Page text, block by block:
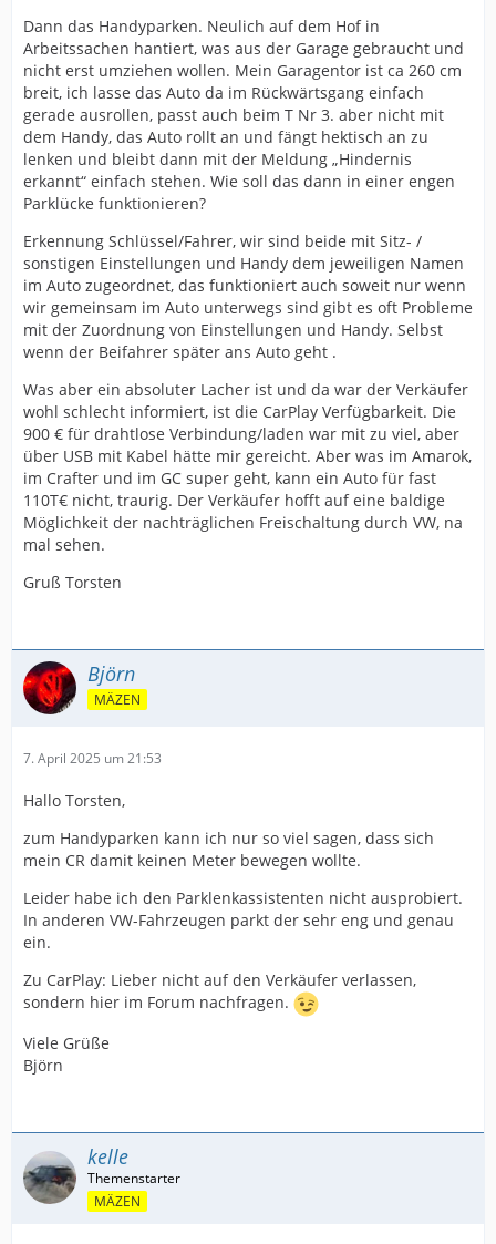
Dann das Handyparken. Neulich auf dem Hof in
Arbeitssachen hantiert, was aus der Garage gebraucht und
nicht erst umziehen wollen. Mein Garagentor ist ca 260 cm
breit, ich lasse das Auto da im Rückwärtsgang einfach
gerade ausrollen, passt auch beim T Nr 3. aber nicht mit
dem Handy, das Auto rollt an und fängt hektisch an zu
lenken und bleibt dann mit der Meldung „Hindernis
erkannt“ einfach stehen. Wie soll das dann in einer engen
Parklücke funktionieren?
Erkennung Schlüssel/Fahrer, wir sind beide mit Sitz- /
sonstigen Einstellungen und Handy dem jeweiligen Namen
im Auto zugeordnet, das funktioniert auch soweit nur wenn
wir gemeinsam im Auto unterwegs sind gibt es oft Probleme
mit der Zuordnung von Einstellungen und Handy. Selbst
wenn der Beifahrer später ans Auto geht .
Was aber ein absoluter Lacher ist und da war der Verkäufer
wohl schlecht informiert, ist die CarPlay Verfügbarkeit. Die
900 € für drahtlose Verbindung/laden war mit zu viel, aber
über USB mit Kabel hätte mir gereicht. Aber was im Amarok,
im Crafter und im GC super geht, kann ein Auto für fast
110T€ nicht, traurig. Der Verkäufer hofft auf eine baldige
Möglichkeit der nachträglichen Freischaltung durch VW, na
mal sehen.
Gruß Torsten
Björn
MÄZEN
7. April 2025 um 21:53
Hallo Torsten,
zum Handyparken kann ich nur so viel sagen, dass sich
mein CR damit keinen Meter bewegen wollte.
Leider habe ich den Parklenkassistenten nicht ausprobiert.
In anderen VW-Fahrzeugen parkt der sehr eng und genau
ein.
Zu CarPlay: Lieber nicht auf den Verkäufer verlassen,
sondern hier im Forum nachfragen.
Viele Grüße
Björn
kelle
MÄZEN